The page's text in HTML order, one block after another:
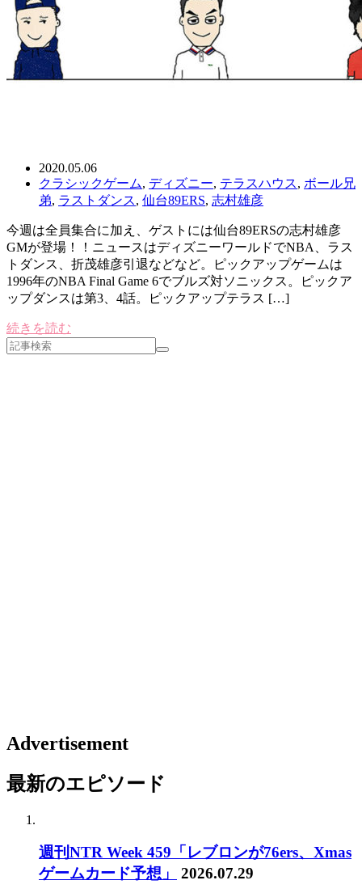
2020.05.06
クラシックゲーム, ディズニー, テラスハウス, ボール兄
弟, ラストダンス, 仙台89ERS, 志村雄彦
今週は全員集合に加え、ゲストには仙台89ERSの志村雄彦
GMが登場！！ニュースはディズニーワールドでNBA、ラス
トダンス、折茂雄彦引退などなど。ピックアップゲームは
1996年のNBA Final Game 6でブルズ対ソニックス。ピックア
ップダンスは第3、4話。ピックアップテラス […]
続きを読む
Advertisement
最新のエピソード
週刊NTR Week 459「レブロンが76ers、Xmas
ゲームカード予想」
2026.07.29